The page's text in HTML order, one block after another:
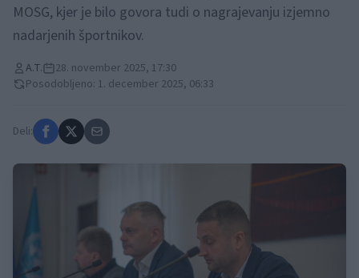
MOSG, kjer je bilo govora tudi o nagrajevanju izjemno
nadarjenih športnikov.
A.T.
28. november 2025, 17:30
Posodobljeno: 1. december 2025, 06:33
Deli: